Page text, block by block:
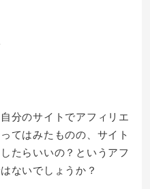
分のサイトでアフィリエ
てはみたものの、サイト
たらいいの？というアフ
ないでしょうか？